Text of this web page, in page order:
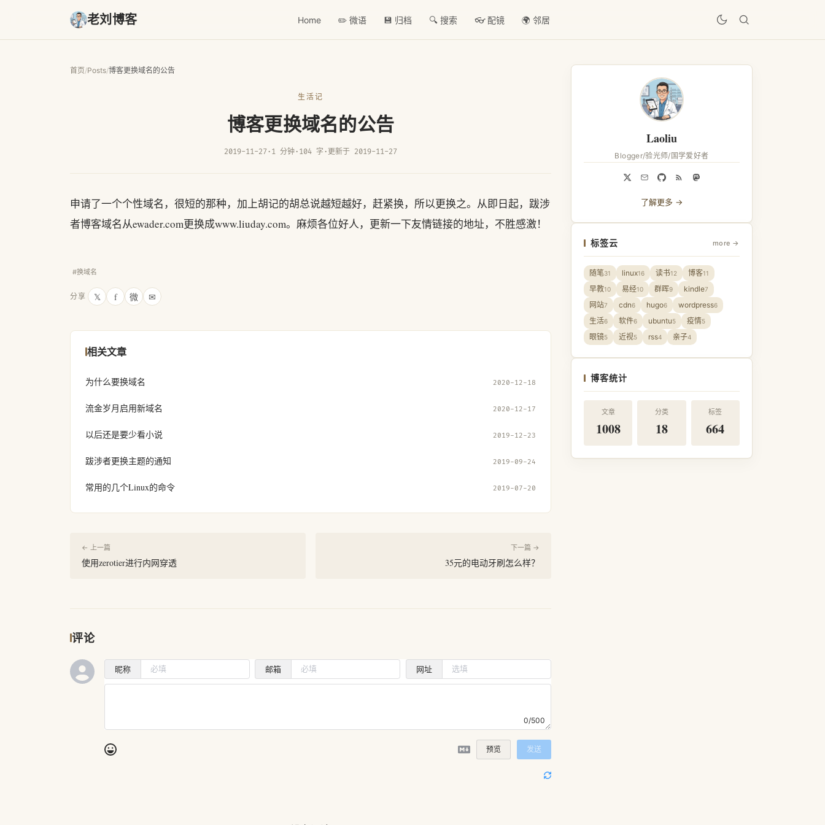
老刘博客 Home ✏️ 微语 💾 归档 🔍 搜索 👓 配镜 🌍 邻居
首页/Posts/博客更换域名的公告
生活记
博客更换域名的公告
2019-11-27· 1 分钟· 104 字 · 更新于 2019-11-27
申请了一个个性域名，很短的那种，加上胡记的胡总说越短越好，赶紧换，所以更换之。从即日起，跋涉
者博客域名从ewader.com更换成www.liuday.com。麻烦各位好人，更新一下友情链接的地址，不胜感激！
#换域名
分享 𝕏 f 微 ✉
相关文章
为什么要换域名 2020-12-18
流金岁月启用新域名 2020-12-17
以后还是要少看小说 2019-12-23
跋涉者更换主题的通知 2019-09-24
常用的几个Linux的命令 2019-07-20
← 上一篇
使用zerotier进行内网穿透
下一篇 →
35元的电动牙刷怎么样？
评论
昵称 邮箱 网址
0/500
预览 发送
Laoliu
Blogger/验光师/国学爱好者
了解更多 →
标签云 more →
随笔31 linux16 读书12 博客11
早教10 易经10 群晖9 kindle7
网站7 cdn6 hugo6 wordpress6
生活6 软件6 ubuntu5 疫情5
眼镜5 近视5 rss4 亲子4
博客统计
文章
1008
分类
18
标签
664